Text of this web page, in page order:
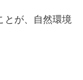
とが、自然環境